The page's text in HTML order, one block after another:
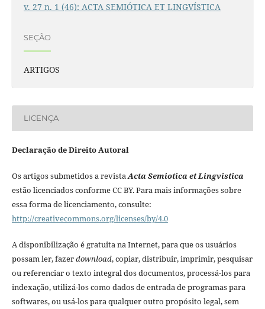
v. 27 n. 1 (46): ACTA SEMIÓTICA ET LINGVÍSTICA
SEÇÃO
ARTIGOS
LICENÇA
Declaração de Direito Autoral
Os artigos submetidos a revistaActa Semiotica et Lingvistica
estão licenciados conforme CC BY. Para mais informações sobre
essa forma de licenciamento, consulte:
http://creativecommons.org/licenses/by/4.0
A disponibilização é gratuita na Internet, para que os usuários
possam ler, fazerdownload, copiar, distribuir, imprimir, pesquisar
ou referenciar o texto integral dos documentos, processá-los para
indexação, utilizá-los como dados de entrada de programas para
softwares, ou usá-los para qualquer outro propósito legal, sem